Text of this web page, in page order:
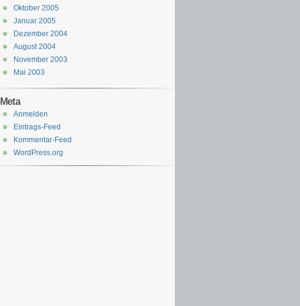
Oktober 2005
Januar 2005
Dezember 2004
August 2004
November 2003
Mai 2003
Meta
Anmelden
Eintrags-Feed
Kommentar-Feed
WordPress.org